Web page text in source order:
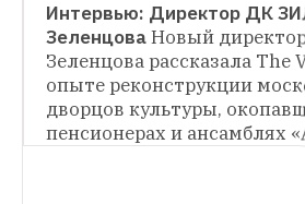
WEEKEND
Как ведётся ребрендинг
театровThe Village изучил
фирменные стили для
Пушкина, Театра
Интервью: Директор ДК
ЗеленцоваНовый
Зеленцова рассказала The
опыте реконструкции
дворцов культуры,
пенсионерах и ансамблях